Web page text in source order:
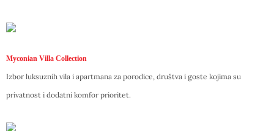
Myconian Villa Collection
Izbor luksuznih vila i apartmana za porodice, društva i goste kojima su
privatnost i dodatni komfor prioritet.